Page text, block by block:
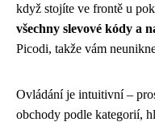
když stojíte ve frontě u
všechny slevové kódy a
Picodi, takže vám
Ovládání je intuitivní –
obchody podle kategorií,